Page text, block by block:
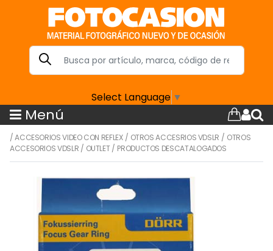
Select Language ▼
Menú
/ACCESORIOS VIDEO CON REFLEX/ OTROS ACCESRIOS VDSLR / OTROS
ACCESORIOS VDSLR / OUTLET/ PRODUCTOS DESCATALOGADOS